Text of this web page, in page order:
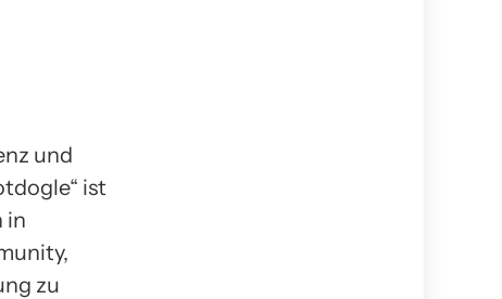
und
ist
in
zu